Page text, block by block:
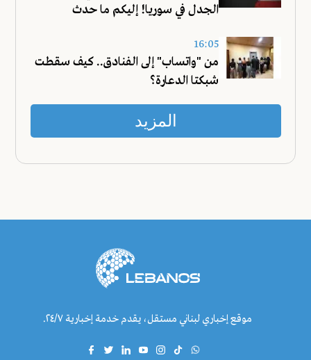
الجدل في سوريا! إليكم ما حدث
16:05
من "واتساب" إلى الفنادق.. كيف سقطت
شبكتا الدعارة؟
المزيد
موقع إخباري لبناني مستقل، يقدم خدمة إخبارية ٢٤/٧.